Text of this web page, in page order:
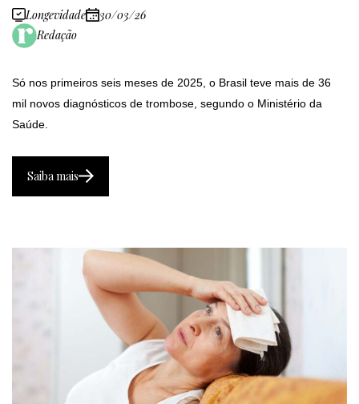
Longevidade
30/03/26
Redação
Só nos primeiros seis meses de 2025, o Brasil teve mais de 36
mil novos diagnósticos de trombose, segundo o Ministério da
Saúde.
Saiba mais